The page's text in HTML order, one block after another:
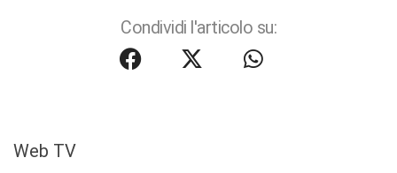
Condividi l'articolo su:
Web TV